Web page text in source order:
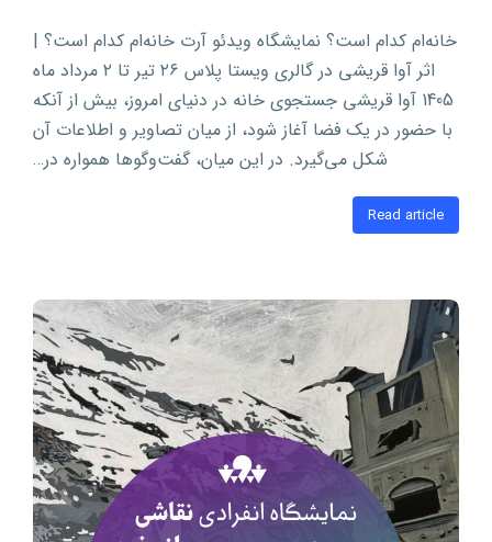
خانه‌ام کدام است؟ نمایشگاه ویدئو آرت خانه‌ام کدام است؟ |
اثر آوا قریشی در گالری ویستا پلاس ۲۶ تیر تا ۲ مرداد ماه
1405 آوا قریشی جستجوی خانه در دنیای امروز، بیش از آنکه
با حضور در یک فضا آغاز شود، از میان تصاویر و اطلاعات آن
شکل می‌گیرد. در این میان، گفت‌وگوها همواره در…
Read article